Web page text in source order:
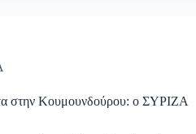
στην Κουμουνδούρου: ο ΣΥΡΙΖΑ